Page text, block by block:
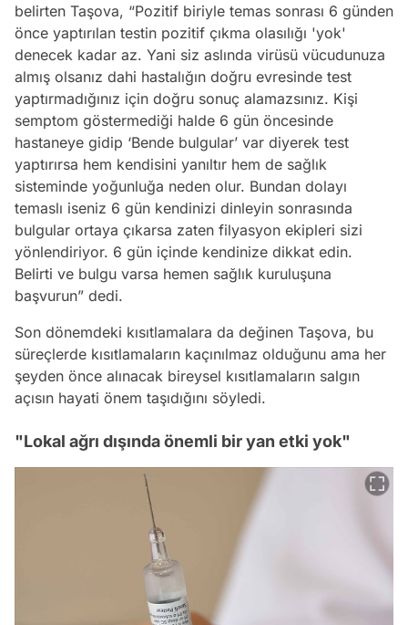
belirten Taşova, “Pozitif biriyle temas sonrası 6 günden
önce yaptırılan testin pozitif çıkma olasılığı 'yok'
denecek kadar az. Yani siz aslında virüsü vücudunuza
almış olsanız dahi hastalığın doğru evresinde test
yaptırmadığınız için doğru sonuç alamazsınız. Kişi
semptom göstermediği halde 6 gün öncesinde
hastaneye gidip ‘Bende bulgular’ var diyerek test
yaptırırsa hem kendisini yanıltır hem de sağlık
sisteminde yoğunluğa neden olur. Bundan dolayı
temaslı iseniz 6 gün kendinizi dinleyin sonrasında
bulgular ortaya çıkarsa zaten filyasyon ekipleri sizi
yönlendiriyor. 6 gün içinde kendinize dikkat edin.
Belirti ve bulgu varsa hemen sağlık kuruluşuna
başvurun” dedi.
Son dönemdeki kısıtlamalara da değinen Taşova, bu
süreçlerde kısıtlamaların kaçınılmaz olduğunu ama her
şeyden önce alınacak bireysel kısıtlamaların salgın
açısın hayati önem taşıdığını söyledi.
"Lokal ağrı dışında önemli bir yan etki yok"